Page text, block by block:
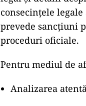
consecințele
prevede sancțiuni
proceduri oficiale.
Pentru mediul de
Analizarea